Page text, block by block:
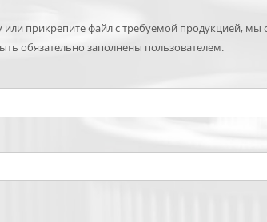
прикрепите файл с требуемой продукцией,
обязательно заполнены пользователем.